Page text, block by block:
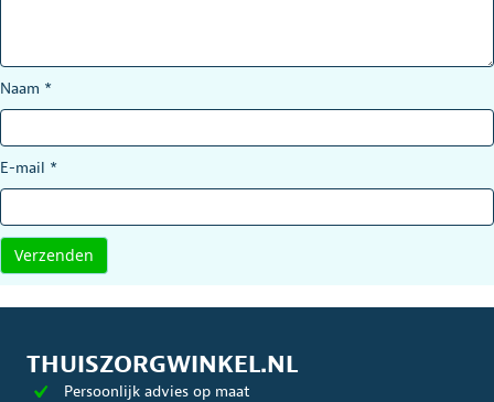
Naam *
E-mail *
THUISZORGWINKEL.NL
Persoonlijk advies op maat